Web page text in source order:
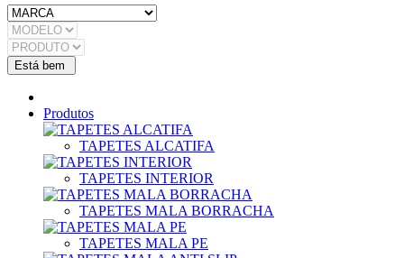
Produtos
TAPETES ALCATIFA
TAPETES INTERIOR
TAPETES MALA BORRACHA
TAPETES MALA PE